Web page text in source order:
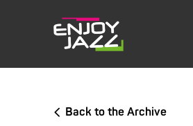
Back to the Archive